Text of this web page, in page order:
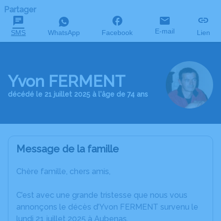
Partager
SMS WhatsApp Facebook E-mail Lien
Yvon FERMENT
décédé le 21 juillet 2025 à l'âge de 74 ans
Message de la famille
Chère famille, chers amis,
C’est avec une grande tristesse que nous vous
annonçons le décès d’Yvon FERMENT survenu le
lundi 21 juillet 2025 à Aubenas.